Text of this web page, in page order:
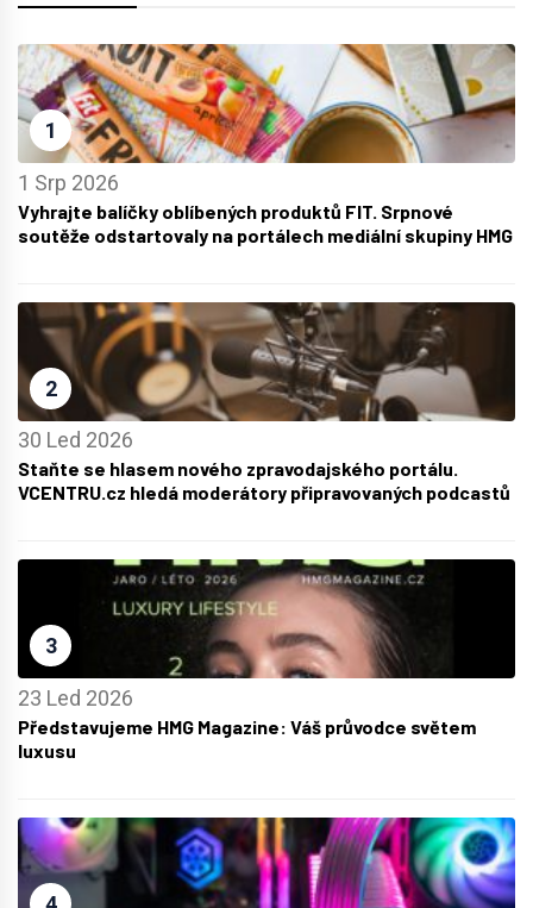
1
1 Srp 2026
Vyhrajte balíčky oblíbených produktů FIT. Srpnové
soutěže odstartovaly na portálech mediální skupiny HMG
2
30 Led 2026
Staňte se hlasem nového zpravodajského portálu.
VCENTRU.cz hledá moderátory připravovaných podcastů
3
23 Led 2026
Představujeme HMG Magazine: Váš průvodce světem
luxusu